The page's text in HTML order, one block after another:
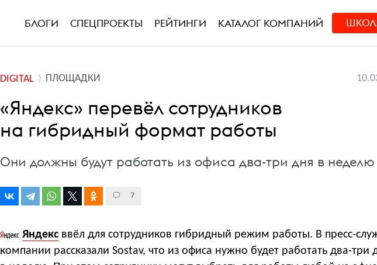
БЛОГИ СПЕЦПРОЕКТЫ РЕЙТИНГИ КАТАЛОГ КОМПАНИЙ
DIGITAL ПЛОЩАДКИ
«Яндекс» перевёл сотрудников
на гибридный формат работы
Они должны будут работать из офиса два-три дня в неделю
7
Яндексввёл для сотрудников гибридный режим работы. В пресс-
компании рассказали Sostav, что из офиса нужно будет работать два-три